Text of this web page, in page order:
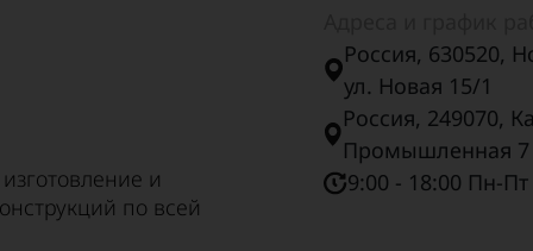
и
по всей
Россия, 630520,
ул. Новая 15/1
Россия, 249070,
Промышленная 7
9:00 - 18:00 Пн-Пт